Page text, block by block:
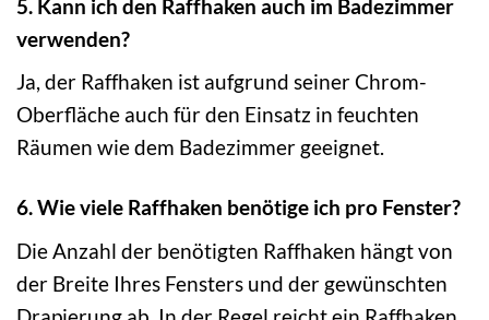
5. Kann ich den Raffhaken auch im Badezimmer
verwenden?
Ja, der Raffhaken ist aufgrund seiner Chrom-
Oberfläche auch für den Einsatz in feuchten
Räumen wie dem Badezimmer geeignet.
6. Wie viele Raffhaken benötige ich pro Fenster?
Die Anzahl der benötigten Raffhaken hängt von
der Breite Ihres Fensters und der gewünschten